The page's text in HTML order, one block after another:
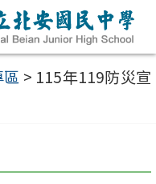
> 115年119防災宣